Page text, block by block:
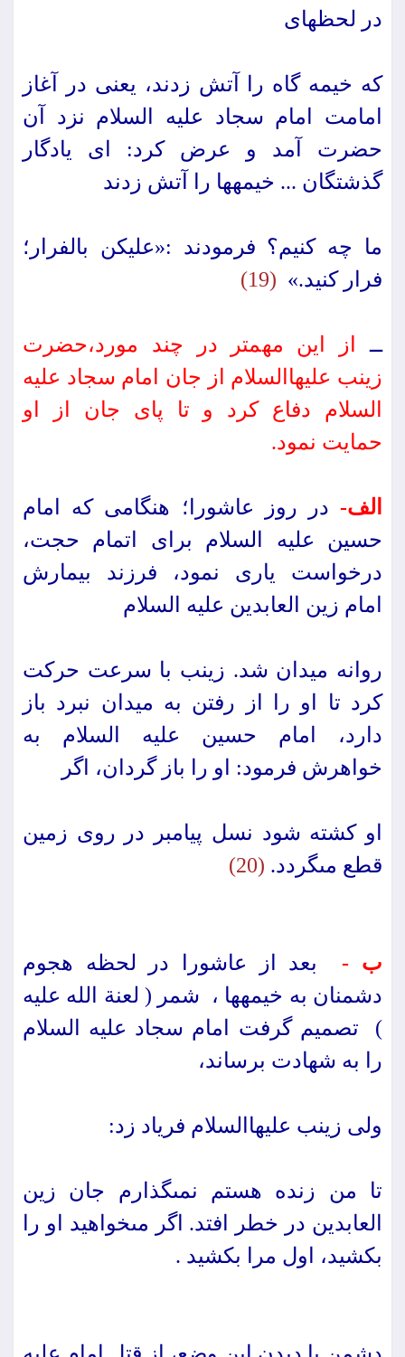
در لحظه‏اى
كه خیمه گاه را آتش زدند، یعنى در آغاز
امامت امام سجاد علیه السلام نزد آن
حضرت آمد و عرض كرد: اى یادگار
گذشتگان ... خیمه‏ها را آتش زدند
ما چه كنیم؟ فرمودند :«علیكن بالفرار؛
فرار كنید.» (19)
ــ
از این مهمتر در چند مورد،حضرت
زینب علیهاالسلام از جان امام سجاد علیه
السلام دفاع كرد و تا پاى جان از او
حمایت نمود.
الف- در روز عاشورا؛ هنگامى كه امام
حسین علیه السلام براى اتمام حجت،
درخواست ‏یارى نمود، فرزند بیمارش
امام زین العابدین علیه السلام
روانه میدان شد. زینب با سرعت ‏حركت
كرد تا او را از رفتن به میدان نبرد باز
دارد، امام حسین علیه السلام به
خواهرش فرمود: او را باز گردان، اگر
او كشته شود نسل پیامبر در روى زمین
قطع مى‏گردد. (20)
ب -بعد از عاشورا در لحظه هجوم
دشمنان به خیمه‏ها ، شمر ( لعنة الله علیه
) تصمیم گرفت امام سجاد علیه السلام
را به شهادت برساند،
ولى زینب علیهاالسلام فریاد زد:
تا من زنده هستم نمى‏گذارم جان زین
العابدین در خطر افتد. اگر مى‏خواهید او را
بكشید، اول مرا بكشید .